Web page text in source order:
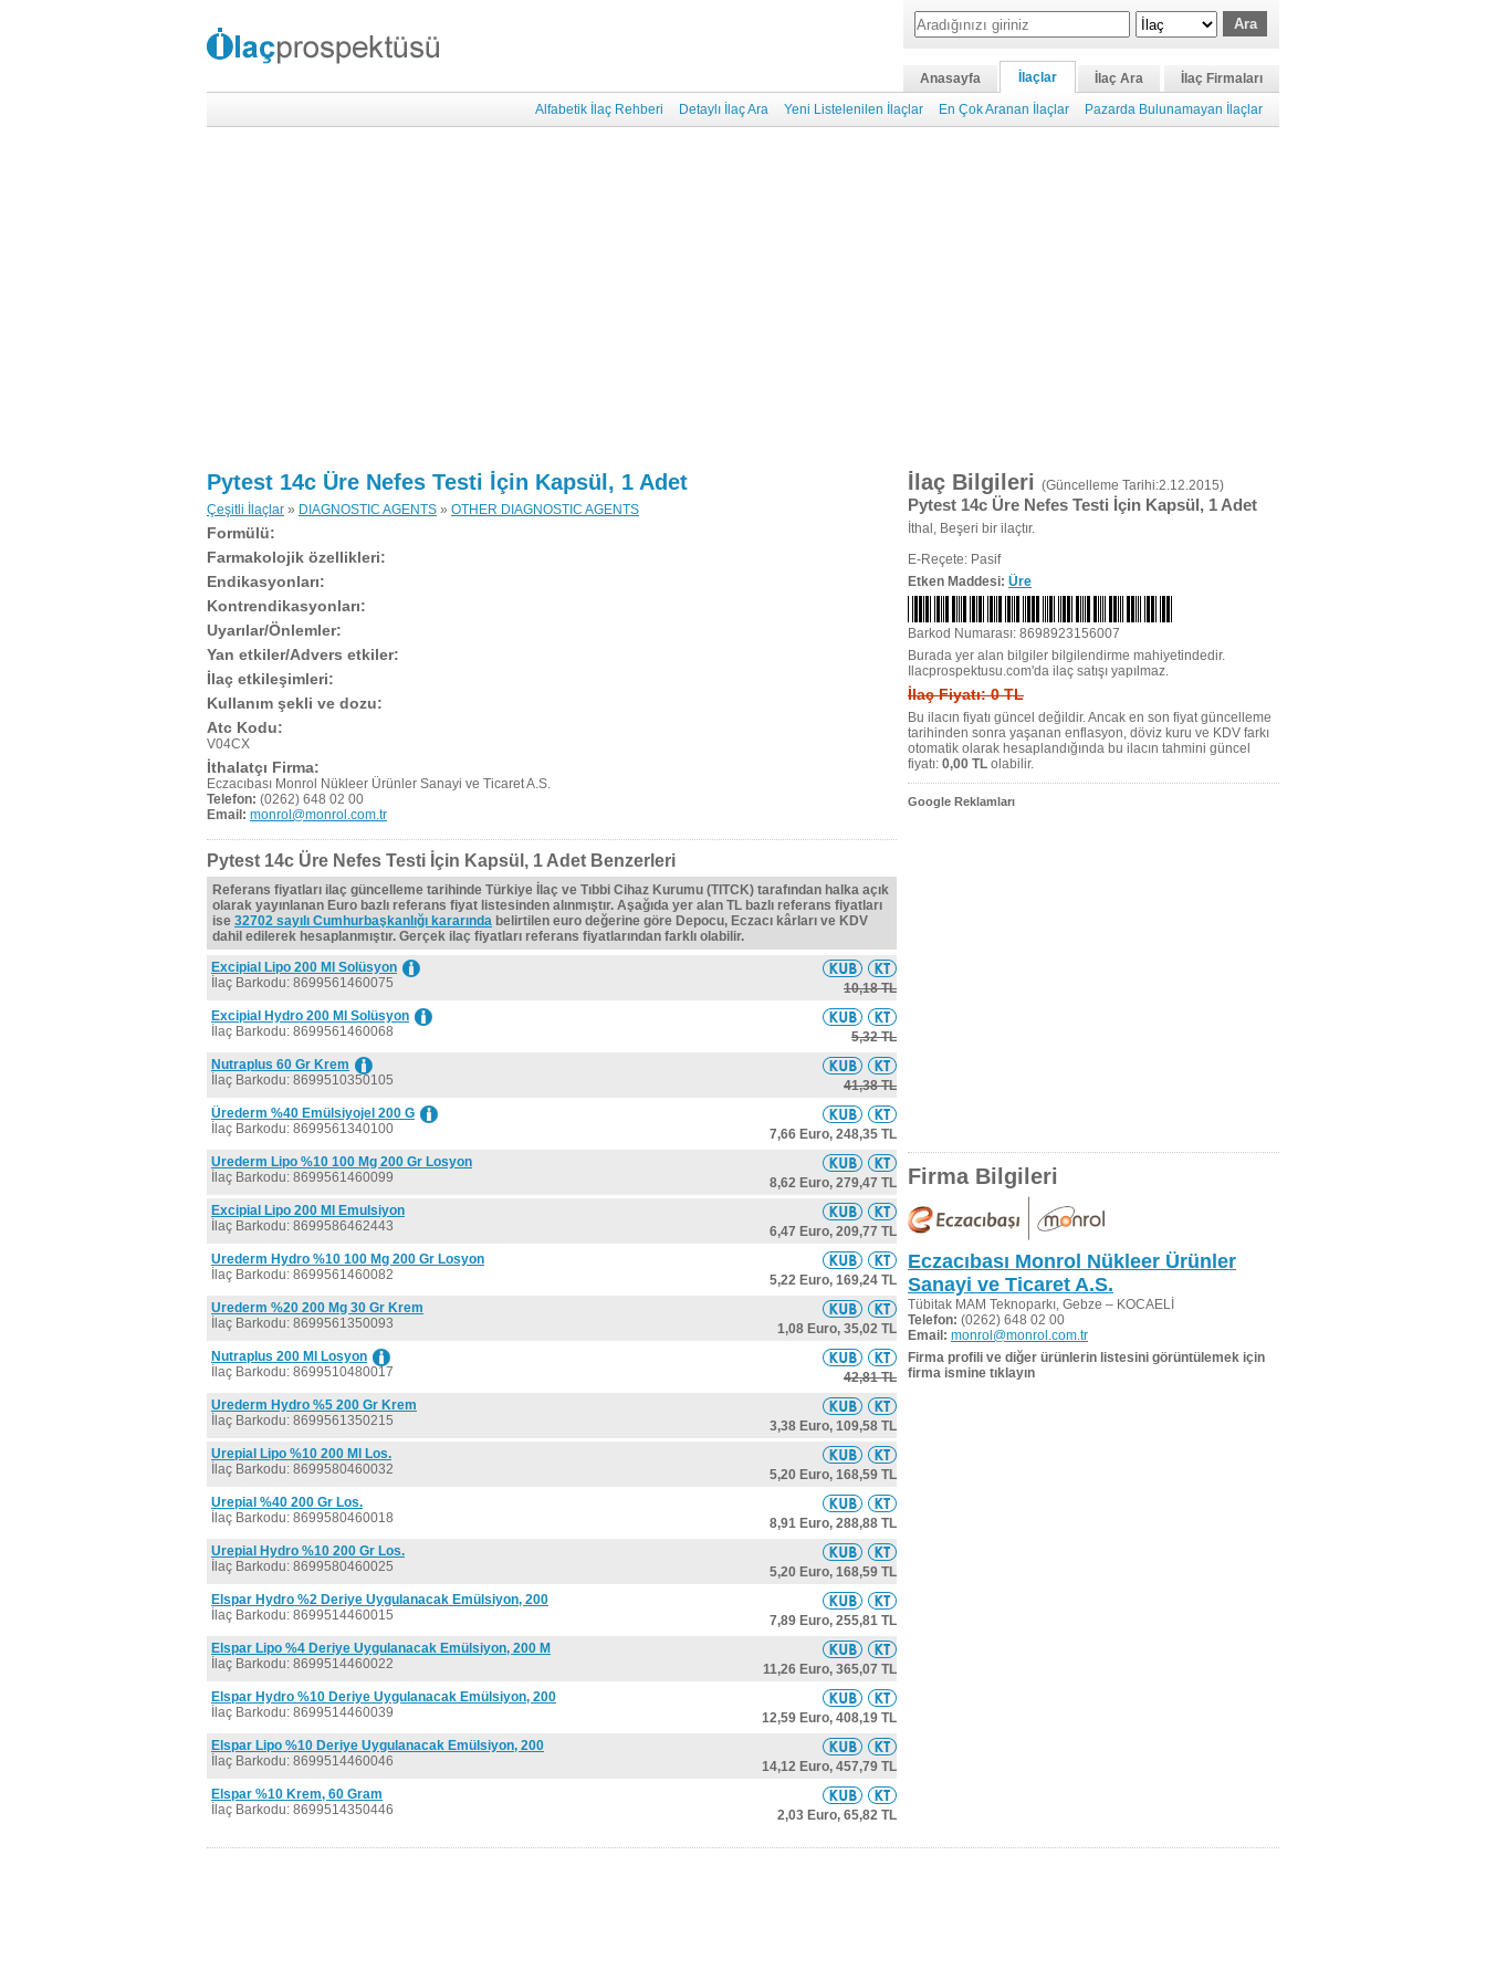
Anasayfa İlaçlar İlaç Ara
İlaç Firmaları
Alfabetik İlaç Rehberi
Detaylı İlaç Ara Yeni Listelenilen İlaçlar En Çok Aranan İlaçlar Pazarda Bulunamayan İlaçlar
Pytest 14c Üre Nefes Testi İçin Kapsül, 1 Adet
Çeşitli İlaçlar » DIAGNOSTIC AGENTS » OTHER DIAGNOSTIC AGENTS
Formülü:
Farmakolojik özellikleri:
Endikasyonları:
Kontrendikasyonları:
Uyarılar/Önlemler:
Yan etkiler/Advers etkiler:
İlaç etkileşimleri:
Kullanım şekli ve dozu:
Atc Kodu:
V04CX
İthalatçı Firma:
Eczacıbası Monrol Nükleer Ürünler Sanayi ve Ticaret A.S.
Telefon: (0262) 648 02 00
Email: monrol@monrol.com.tr
Pytest 14c Üre Nefes Testi İçin Kapsül, 1 Adet Benzerleri
Referans fiyatları ilaç güncelleme tarihinde Türkiye İlaç ve Tıbbi Cihaz Kurumu (TITCK) tarafından halka açık
olarak yayınlanan Euro bazlı referans fiyat listesinden alınmıştır. Aşağıda yer alan TL bazlı referans fiyatları
ise 32702 sayılı Cumhurbaşkanlığı kararında belirtilen euro değerine göre Depocu, Eczacı kârları ve KDV
dahil edilerek hesaplanmıştır. Gerçek ilaç fiyatları referans fiyatlarından farklı olabilir.
Excipial Lipo 200 Ml Solüsyon
İlaç Barkodu: 8699561460075
10,18 TL
Excipial Hydro 200 Ml Solüsyon
İlaç Barkodu: 8699561460068
5,32 TL
Nutraplus 60 Gr Krem
İlaç Barkodu: 8699510350105
41,38 TL
Ürederm %40 Emülsiyojel 200 G
İlaç Barkodu: 8699561340100
7,66 Euro, 248,35 TL
Urederm Lipo %10 100 Mg 200 Gr Losyon
İlaç Barkodu: 8699561460099
8,62 Euro, 279,47 TL
Excipial Lipo 200 Ml Emulsiyon
İlaç Barkodu: 8699586462443
6,47 Euro, 209,77 TL
Urederm Hydro %10 100 Mg 200 Gr Losyon
İlaç Barkodu: 8699561460082
5,22 Euro, 169,24 TL
Urederm %20 200 Mg 30 Gr Krem
İlaç Barkodu: 8699561350093
1,08 Euro, 35,02 TL
Nutraplus 200 Ml Losyon
İlaç Barkodu: 8699510480017
42,81 TL
Urederm Hydro %5 200 Gr Krem
İlaç Barkodu: 8699561350215
3,38 Euro, 109,58 TL
Urepial Lipo %10 200 Ml Los.
İlaç Barkodu: 8699580460032
5,20 Euro, 168,59 TL
Urepial %40 200 Gr Los.
İlaç Barkodu: 8699580460018
8,91 Euro, 288,88 TL
Urepial Hydro %10 200 Gr Los.
İlaç Barkodu: 8699580460025
5,20 Euro, 168,59 TL
Elspar Hydro %2 Deriye Uygulanacak Emülsiyon, 200
İlaç Barkodu: 8699514460015
7,89 Euro, 255,81 TL
Elspar Lipo %4 Deriye Uygulanacak Emülsiyon, 200 M
İlaç Barkodu: 8699514460022
11,26 Euro, 365,07 TL
Elspar Hydro %10 Deriye Uygulanacak Emülsiyon, 200
İlaç Barkodu: 8699514460039
12,59 Euro, 408,19 TL
Elspar Lipo %10 Deriye Uygulanacak Emülsiyon, 200
İlaç Barkodu: 8699514460046
14,12 Euro, 457,79 TL
Elspar %10 Krem, 60 Gram
İlaç Barkodu: 8699514350446
2,03 Euro, 65,82 TL
İlaç Bilgileri (Güncelleme Tarihi:2.12.2015)
Pytest 14c Üre Nefes Testi İçin Kapsül, 1 Adet
İthal, Beşeri bir ilaçtır.
E-Reçete: Pasif
Etken Maddesi: Üre
Barkod Numarası: 8698923156007
Burada yer alan bilgiler bilgilendirme mahiyetindedir.
Ilacprospektusu.com'da ilaç satışı yapılmaz.
İlaç Fiyatı: 0 TL
Bu ilacın fiyatı güncel değildir. Ancak en son fiyat güncelleme
tarihinden sonra yaşanan enflasyon, döviz kuru ve KDV farkı
otomatik olarak hesaplandığında bu ilacın tahmini güncel
fiyatı: 0,00 TL olabilir.
Google Reklamları
Firma Bilgileri
Eczacıbası Monrol Nükleer Ürünler
Sanayi ve Ticaret A.S.
Tübitak MAM Teknoparkı, Gebze – KOCAELİ
Telefon: (0262) 648 02 00
Email: monrol@monrol.com.tr
Firma profili ve diğer ürünlerin listesini görüntülemek için
firma ismine tıklayın